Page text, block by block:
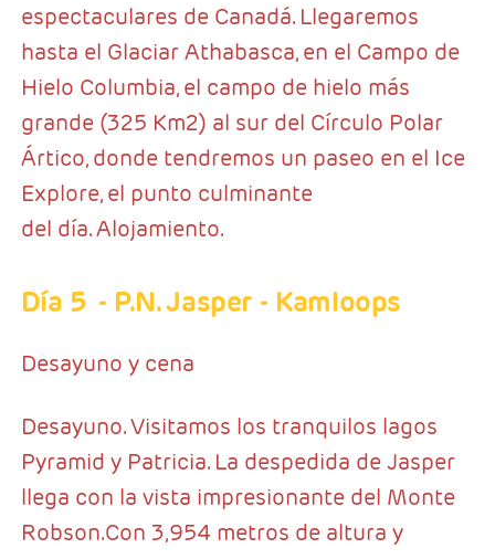
espectaculares de Canadá. Llegaremos
hasta el Glaciar Athabasca, en el Campo de
Hielo Columbia, el campo de hielo más
grande (325 Km2) al sur del Círculo Polar
Ártico, donde tendremos un paseo en el Ice
Explore, el punto culminante
del día. Alojamiento.
Día 5 - P.N. Jasper - Kamloops
Desayuno y cena
Desayuno. Visitamos los tranquilos lagos
Pyramid y Patricia. La despedida de Jasper
llega con la vista impresionante del Monte
Robson.Con 3,954 metros de altura y